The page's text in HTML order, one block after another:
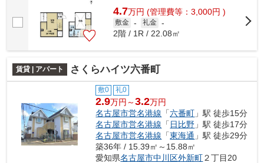
4.7万円 (管理費等：3,000円 )
敷金 - 礼金 -
2階 / 1R / 22.08㎡
賃貸 | アパート さくらハイツ六番町
敷0 礼0
2.9万円～3.2万円
名古屋市営名港線 「六番町 」駅 徒歩15分
名古屋市営名港線 「 日比野 」駅 徒歩17分
名古屋市営名港線 「東海通 」駅 徒歩29分
築36年 / 15.39㎡～15.88㎡
愛知県名古屋市中川区外新町２丁目20